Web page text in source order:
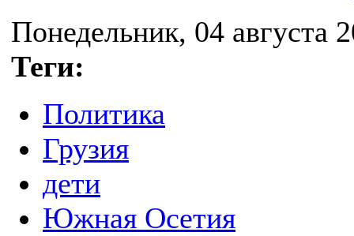
Понедельник, 04 августа
Теги:
Политика
Грузия
дети
Южная Осетия